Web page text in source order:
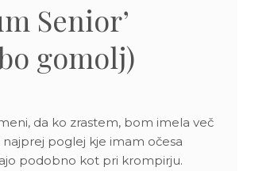
Senior’
gomolj)
da ko zrastem, bom imela več
poglej kje imam očesa
podobno kot pri krompirju.